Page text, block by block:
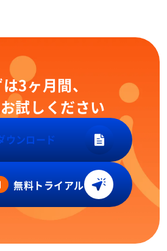
3ヶ月間、
試しください
ウンロード
無料トライアル